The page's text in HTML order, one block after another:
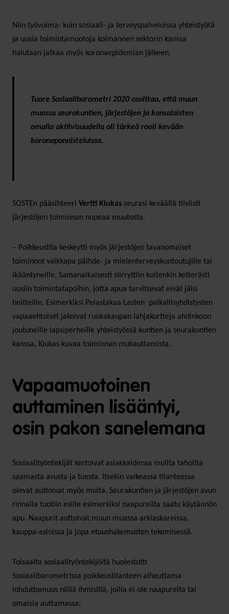
Niin työvoima- kuin sosiaali- ja terveyspalveluissa yhteistyötä
ja uusia toimintamuotoja kolmannen sektorin kanssa
halutaan jatkaa myös koronaepidemian jälkeen.
Tuore Sosiaalibarometri 2020 osoittaa, että muun
muassa seurakuntien, järjestöjen ja kansalaisten
omalla aktiivisuudella oli tärkeä rooli kevään
koronaponnisteluissa.
SOSTEn pääsihteeri Vertti Kiukas seurasi keväällä tiiviisti
järjestöjen toiminnan nopeaa muutosta.
– Poikkeustila keskeytti myös järjestöjen tavanomaiset
toiminnot vaikkapa päihde- ja mielenterveyskuntoutujille tai
ikääntyneille. Samanaikaisesti siirryttiin kuitenkin ketterästi
uusiin toimintatapoihin, jotta apua tarvitsevat eivät jäisi
heitteille. Esimerkiksi Pelastakaa Lasten paikallisyhdistysten
vapaaehtoiset jakoivat ruokakaupan lahjakortteja ahdinkoon
joutuneille lapsiperheille yhteistyössä kuntien ja seurakuntien
kanssa, Kiukas kuvaa toiminnan mukauttamista.
Vapaamuotoinen
auttaminen lisääntyi,
osin pakon sanelemana
Sosiaalityöntekijät kertoivat asiakkaidensa muilta tahoilta
saamasta avusta ja tuesta. Itsekin vaikeassa tilanteessa
olevat auttoivat myös muita. Seurakuntien ja järjestöjen avun
rinnalla tuotiin esille esimerkiksi naapureilta saatu käytännön
apu. Naapurit auttoivat muun muassa arkiaskareissa,
kauppa-asioissa ja jopa etuushakemusten tekemisessä.
Toisaalta sosiaalityöntekijöitä huolestutti
Sosiaalibarometrissa poikkeustilanteen aiheuttama
lohduttomuus niillä ihmisillä, joilla ei ole naapureita tai
omaisia auttamassa: